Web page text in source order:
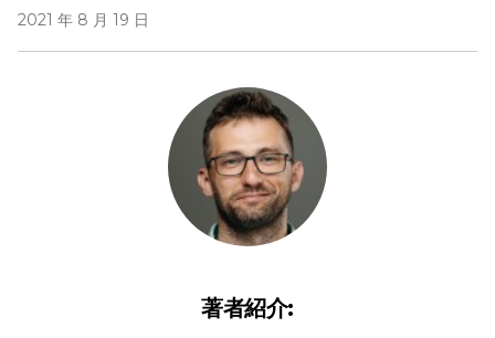
2021 年 8 月 19 日
著者紹介: